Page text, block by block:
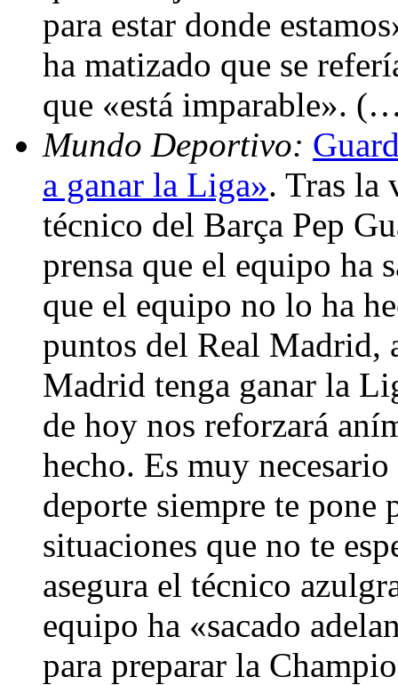
para estar donde
ha matizado que se
que «está imparable».
Mundo Deportivo:
a ganar la Liga». Tras la
técnico del Barça Pep
prensa que el equipo ha
que el equipo no lo ha
puntos del Real Madrid,
Madrid tenga ganar la
de hoy nos reforzará
hecho. Es muy
deporte siempre te pone
situaciones que no te
asegura el técnico
equipo ha «sacado
para preparar la